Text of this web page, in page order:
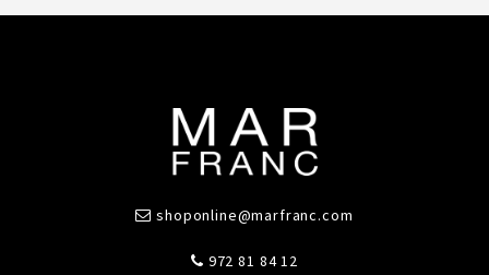
shoponline@marfranc.com
972 81 84 12